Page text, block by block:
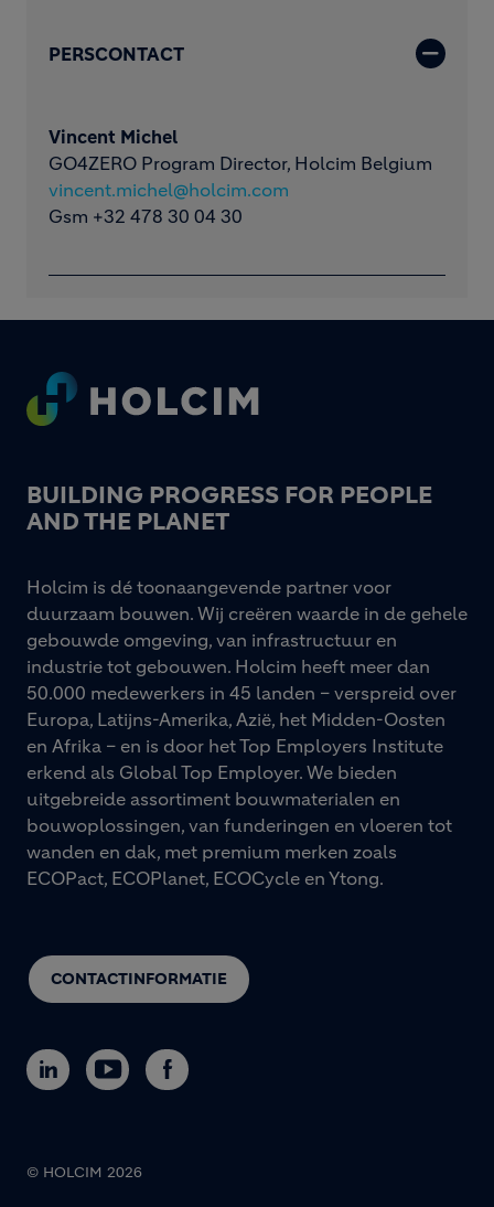
PERSCONTACT
Vincent Michel
GO4ZERO Program Director, Holcim Belgium
vincent.michel@holcim.com
Gsm +32 478 30 04 30
Footer
BUILDING PROGRESS FOR PEOPLE
AND THE PLANET
CONTACTINFORMATIE
Holcim is dé toonaangevende partner voor
duurzaam bouwen. Wij creëren waarde in de gehele
gebouwde omgeving, van infrastructuur en
industrie tot gebouwen. Holcim heeft meer dan
50.000 medewerkers in 45 landen – verspreid over
Europa, Latijns-Amerika, Azië, het Midden-Oosten
en Afrika – en is door het Top Employers Institute
erkend als Global Top Employer. We bieden
uitgebreide assortiment bouwmaterialen en
bouwoplossingen, van funderingen en vloeren tot
wanden en dak, met premium merken zoals
ECOPact, ECOPlanet, ECOCycle en Ytong.
© HOLCIM 2026